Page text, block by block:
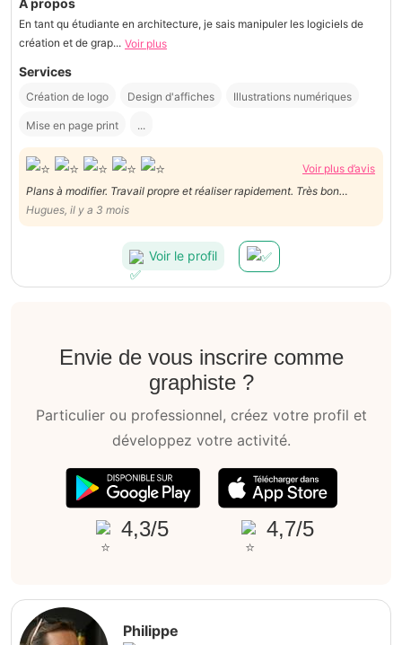
À propos
En tant qu étudiante en architecture, je sais manipuler les logiciels de
création et de grap... Voir plus
Services
Création de logo Design d'affiches Illustrations numériques
Mise en page print ...
Voir plus d’avis
Plans à modifier. Travail propre et réaliser rapidement. Très bon
service.
Hugues, il y a 3 mois
Voir le profil
Envie de vous inscrire comme
graphiste ?
Particulier ou professionnel, créez votre profil et
développez votre activité.
4,3/5 4,7/5
Philippe